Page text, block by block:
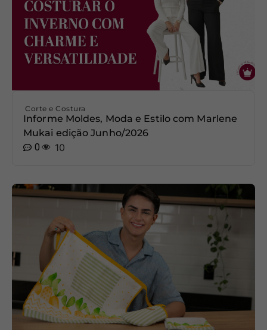
Corte e Costura
Informe Moldes, Moda e Estilo com Marlene
Mukai edição Junho/2026
0
10